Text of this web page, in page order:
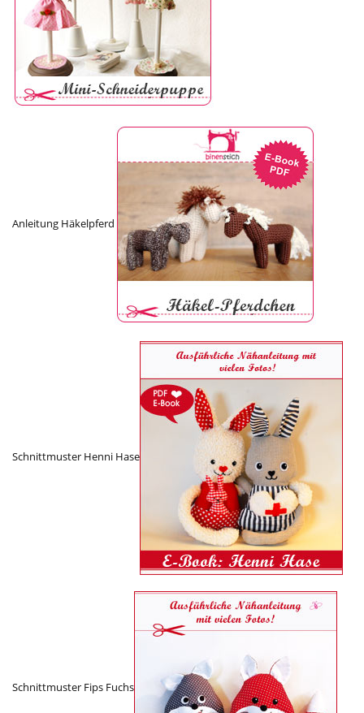
Anleitung Häkelpferd
Schnittmuster Henni Hase
Schnittmuster Fips Fuchs